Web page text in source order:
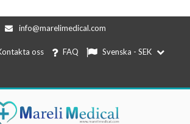
info@marelimedical.com
oss FAQ Svenska - SEK